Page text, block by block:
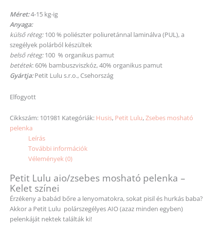
Méret:4-15 kg-ig
Anyaga:
külső réteg:100 % poliészter poliuretánnal laminálva (PUL), a
szegélyek polárból készültek
belső réteg:100 % organikus pamut
betétek: 60% bambuszviszkóz, 40% organikus pamut
Gyártja:Petit Lulu s.r.o., Csehország
Elfogyott
Cikkszám: 101981 Kategóriák: Husis, Petit Lulu,Zsebes mosható
pelenka
Leírás
További információk
Vélemények (0)
Petit Lulu aio/zsebes mosható pelenka –
Kelet színei
Érzékeny a babád bőre a lenyomatokra, sokat pisil és hurkás baba?
Akkor a Petit Lulu polárszegélyes AIO (azaz minden egyben)
pelenkáját nektek találták ki!